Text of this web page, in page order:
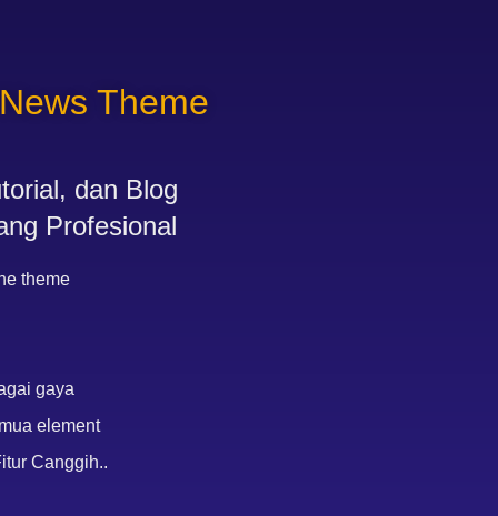
Theme
dan Blog
Profesional
theme
gaya
element
Canggih..